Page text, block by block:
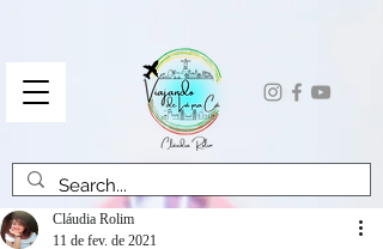
Cláudia Rolim
11 de fev. de 2021